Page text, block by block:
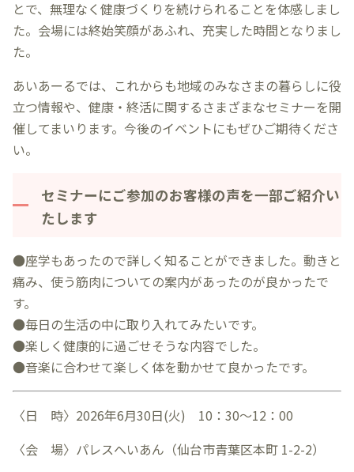
とで、無理なく健康づくりを続けられることを体感しまし
た。会場には終始笑顔があふれ、充実した時間となりまし
た。
あいあーるでは、これからも地域のみなさまの暮らしに役
立つ情報や、健康・終活に関するさまざまなセミナーを開
催してまいります。今後のイベントにもぜひご期待くださ
い。
セミナーにご参加のお客様の声を一部ご紹介い
たします
●座学もあったので詳しく知ることができました。動きと
痛み、使う筋肉についての案内があったのが良かったで
す。
●毎日の生活の中に取り入れてみたいです。
●楽しく健康的に過ごせそうな内容でした。
●音楽に合わせて楽しく体を動かせて良かったです。
〈日 時〉 2026年6月30日(火) 10 ： 30～12 ： 00
〈会 場〉パレスへいあん（仙台市青葉区本町 1-2-2）